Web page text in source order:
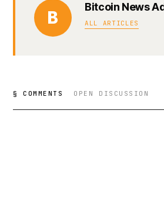
B
Bitcoin News
ALL ARTICLES
§ COMMENTS OPEN DISCUSSION